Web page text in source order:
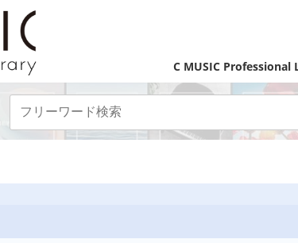
C MUSIC Professional